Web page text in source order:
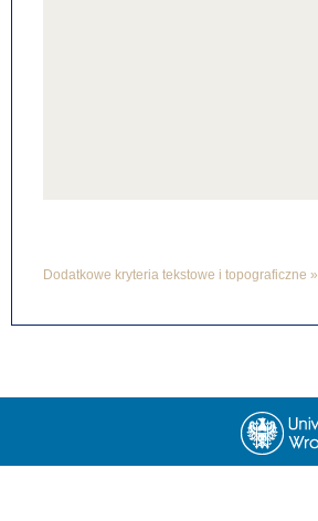
Dodatkowe kryteria tekstowe i topograficzne »